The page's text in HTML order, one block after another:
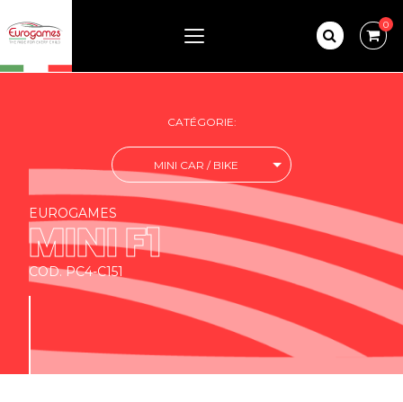
0
CATÉGORIE:
MINI CAR / BIKE
EUROGAMES
MINI F1
COD. PC4-C151